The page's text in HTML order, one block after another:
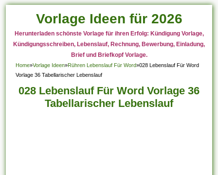
Vorlage Ideen für 2026
Herunterladen schönste Vorlage für ihren Erfolg: Kündigung Vorlage,
Kündigungsschreiben, Lebenslauf, Rechnung, Bewerbung, Einladung,
Brief und Briefkopf Vorlage.
Home»Vorlage Ideen»Rühren Lebenslauf Für Word»028 Lebenslauf Für Word
Vorlage 36 Tabellarischer Lebenslauf
028 Lebenslauf Für Word Vorlage 36
Tabellarischer Lebenslauf